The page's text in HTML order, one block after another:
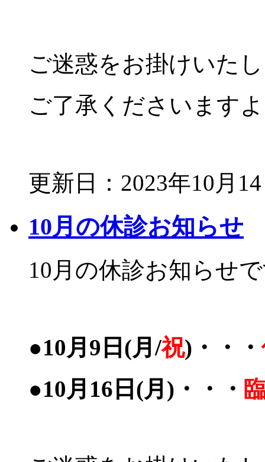
ご迷惑をお掛けいた
ご了承くださいます
更新日：2023年10月
10月の休診お知らせ
10月の休診お知らせ
●10月9日(月/祝)・・・
●10月16日(月)・・・